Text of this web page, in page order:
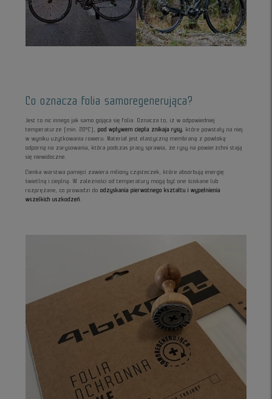
Co oznacza folia samoregenerująca?
Jest to nic innego jak samo gojąca się folia. Oznacza to, iż w odpowiedniej
temperaturze (min. 20°C),pod wpływem ciepła znikaja rysy, które powstały na niej
w wyniku użytkowania roweru. Materiał jest elastyczną membraną z powłoką
odporną na zarysowania, która podczas pracy sprawia, że rysy na powierzchni stają
się niewidoczne.
Cienka warstwa pamięci zawiera miliony cząsteczek, które absorbują energię
świetlną i cieplną. W zależności od temperatury mogą być one ściskane lub
rozprężane, co prowadzi doodzyskania pierwotnego kształtu i wypełnienia
wszelkich uszkodzeń.